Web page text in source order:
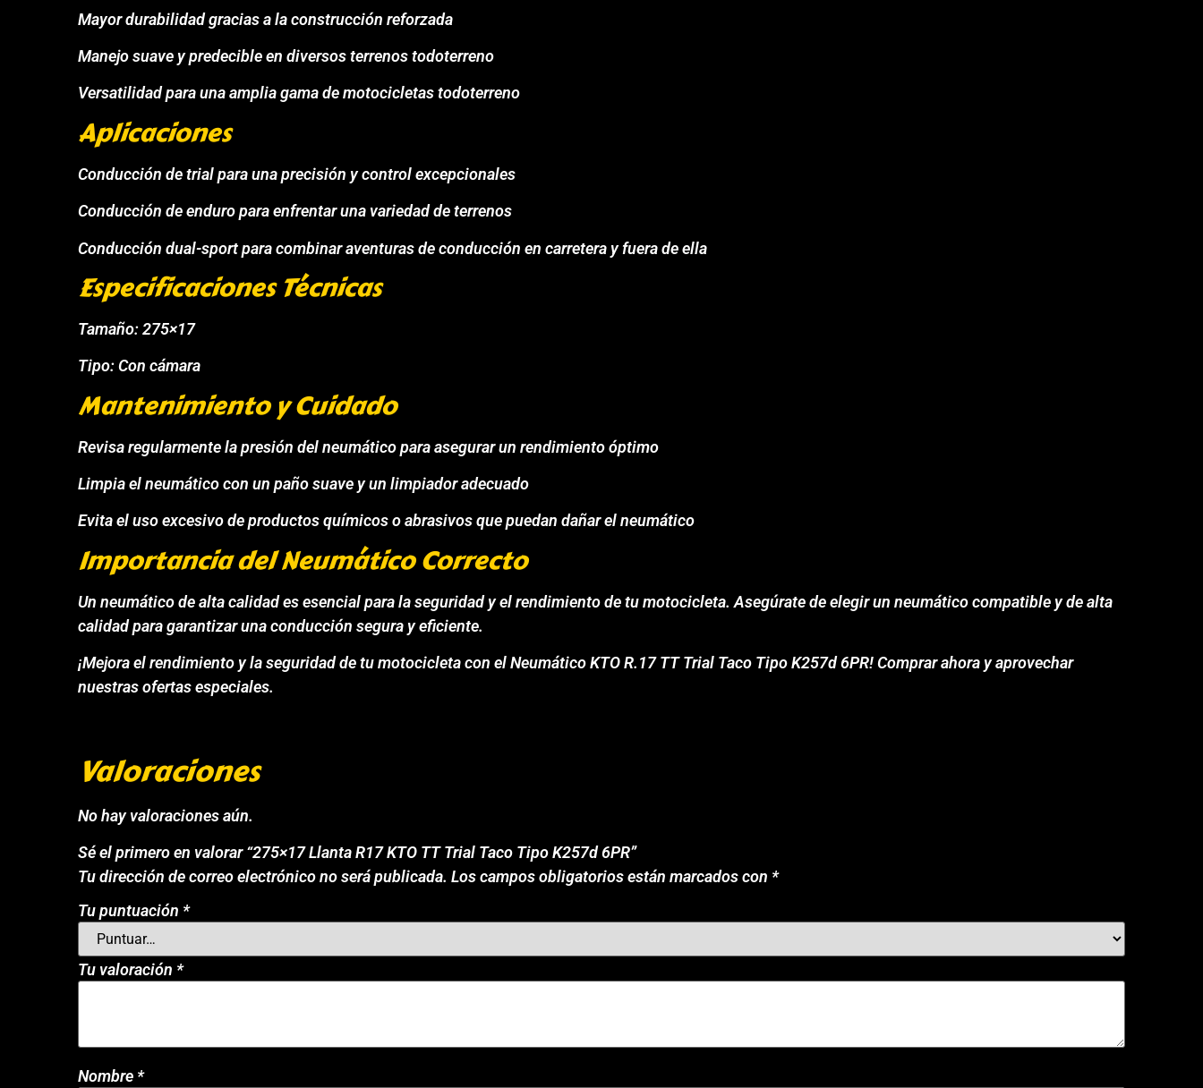
Mayor durabilidad gracias a la construcción reforzada
Manejo suave y predecible en diversos terrenos todoterreno
Versatilidad para una amplia gama de motocicletas todoterreno
Aplicaciones
Conducción de trial para una precisión y control excepcionales
Conducción de enduro para enfrentar una variedad de terrenos
Conducción dual-sport para combinar aventuras de conducción en carretera y fuera de ella
Especificaciones Técnicas
Tamaño: 275×17
Tipo: Con cámara
Mantenimiento y Cuidado
Revisa regularmente la presión del neumático para asegurar un rendimiento óptimo
Limpia el neumático con un paño suave y un limpiador adecuado
Evita el uso excesivo de productos químicos o abrasivos que puedan dañar el neumático
Importancia del Neumático Correcto
Un neumático de alta calidad es esencial para la seguridad y el rendimiento de tu motocicleta. Asegúrate de elegir un neumático compatible y de alta
calidad para garantizar una conducción segura y eficiente.
¡Mejora el rendimiento y la seguridad de tu motocicleta con el Neumático KTO R.17 TT Trial Taco Tipo K257d 6PR! Comprar ahora y aprovechar
nuestras ofertas especiales.
Valoraciones
No hay valoraciones aún.
Sé el primero en valorar “275×17 Llanta R17 KTO TT Trial Taco Tipo K257d 6PR”
Tu dirección de correo electrónico no será publicada. Los campos obligatorios están marcados con *
Tu puntuación *
Tu valoración *
Nombre *